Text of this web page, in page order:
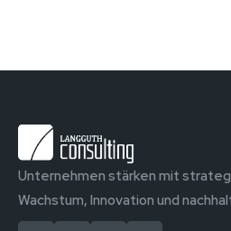
Unternehmen stärken mit
Wachstum, Innovation und